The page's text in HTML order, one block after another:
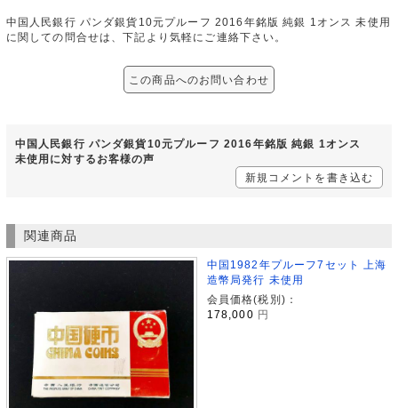
中国人民銀行 パンダ銀貨10元プルーフ 2016年銘版 純銀 1オンス 未使用
に関しての問合せは、下記より気軽にご連絡下さい。
この商品へのお問い合わせ
中国人民銀行 パンダ銀貨10元プルーフ 2016年銘版 純銀 1オンス
未使用に対するお客様の声
新規コメントを書き込む
関連商品
中国1982年プルーフ7セット 上海
造幣局発行 未使用
会員価格(税別)：
178,000 円